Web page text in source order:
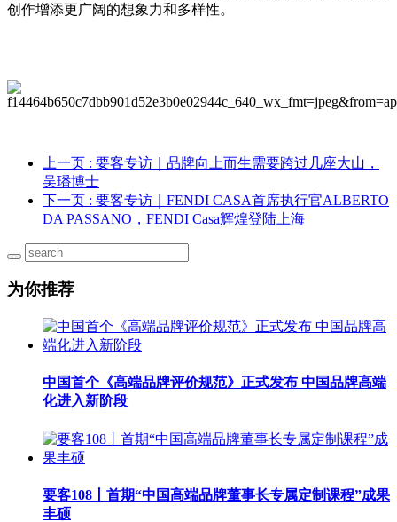
创作增添更广阔的想象力和多样性。
上一页 : 要客专访｜品牌向上而生需要跨过几座大山，
吴璠博士
下一页 : 要客专访｜FENDI CASA首席执行官ALBERTO
DA PASSANO，FENDI Casa辉煌登陆上海
为你推荐
中国首个《高端品牌评价规范》正式发布 中国品牌高端
化进入新阶段
要客108丨首期“中国高端品牌董事长专属定制课程”成果
丰硕